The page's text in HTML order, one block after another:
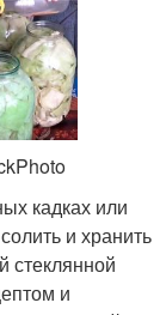
кадках или
и хранить
стеклянной
и